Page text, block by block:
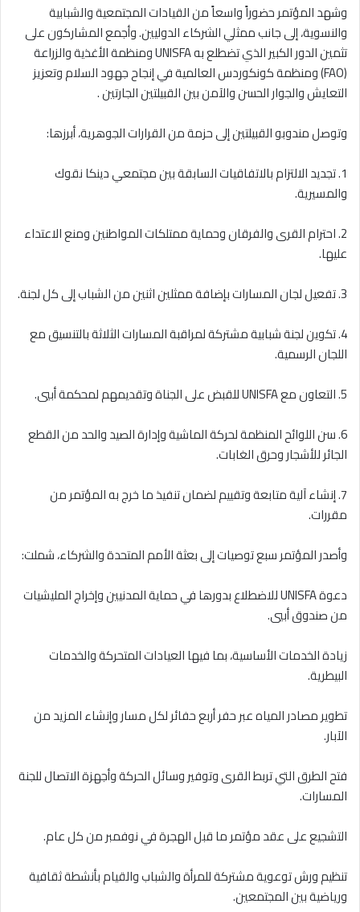
وشهد المؤتمر حضوراً واسعاً من القيادات المجتمعية والشبابية
والنسوية، إلى جانب ممثلي الشركاء الدوليين. وأجمع المشاركون على
تثمين الدور الكبير الذي تضطلع به UNISFA ومنظمة الأغذية والزراعة
(FAO) ومنظمة كونكوردس العالمية في إنجاح جهود السلام وتعزيز
التعايش والجوار الحسن والآمن بين القبيلتين الجارتين .
وتوصل مندوبو القبيلتين إلى حزمة من القرارات الجوهرية، أبرزها:
1. تجديد الالتزام بالاتفاقيات السابقة بين مجتمعي دينكا نقوك
والمسيرية.
2. احترام القرى والفرقان وحماية ممتلكات المواطنين ومنع الاعتداء
عليها.
3. تفعيل لجان المسارات بإضافة ممثلين اثنين من الشباب إلى كل لجنة.
4. تكوين لجنة شبابية مشتركة لمراقبة المسارات الثلاثة بالتنسيق مع
اللجان الرسمية.
5. التعاون مع UNISFA للقبض على الجناة وتقديمهم لمحكمة أبيي.
6. سن اللوائح المنظمة لحركة الماشية وإدارة الصيد والحد من القطع
الجائر للأشجار وحرق الغابات.
7. إنشاء آلية متابعة وتقييم لضمان تنفيذ ما خرج به المؤتمر من
مقررات.
وأصدر المؤتمر سبع توصيات إلى بعثة الأمم المتحدة والشركاء، شملت:
دعوة UNISFA للاضطلاع بدورها في حماية المدنيين وإخراج المليشيات
من صندوق أبيي.
زيادة الخدمات الأساسية، بما فيها العيادات المتحركة والخدمات
البيطرية.
تطوير مصادر المياه عبر حفر أربع حفائر لكل مسار وإنشاء المزيد من
الآبار.
فتح الطرق التي تربط القرى وتوفير وسائل الحركة وأجهزة الاتصال للجنة
المسارات.
التشجيع على عقد مؤتمر ما قبل الهجرة في نوفمبر من كل عام.
تنظيم ورش توعوية مشتركة للمرأة والشباب والقيام بأنشطة ثقافية
ورياضية بين المجتمعين.